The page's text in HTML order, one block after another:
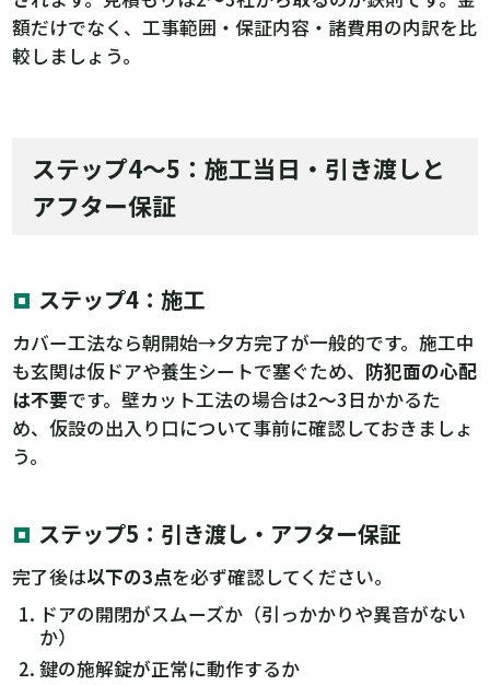
額だけでなく、工事範囲・保証内容・諸費用の内訳を比
較しましょう。
ステップ4〜5：施工当日・引き渡しと
アフター保証
ステップ4：施工
カバー工法なら朝開始→夕方完了が一般的です。施工中
も玄関は仮ドアや養生シートで塞ぐため、 防犯面の心配
は不要です。壁カット工法の場合は2〜3日かかるた
め、仮設の出入り口について事前に確認しておきましょ
う。
ステップ5：引き渡し・アフター保証
完了後は以下の3点を必ず確認してください。
ドアの開閉がスムーズか（引っかかりや異音がない
か）
鍵の施解錠が正常に動作するか